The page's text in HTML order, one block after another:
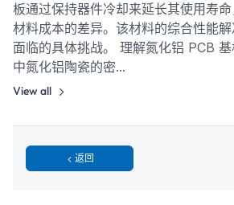
板通过保持器件冷却来延长其使用寿
材料成本的差异。该材料的综合性能
面临的具体挑战。 理解氮化铝 PCB
中氮化铝陶瓷的密…
View all
返回